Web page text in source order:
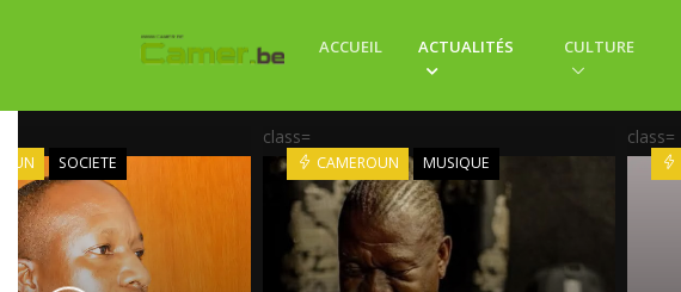
ACCUEIL ACTUALITÉS CULTURE
SOCIETE
class=
CAMEROUN MUSIQUE
class=